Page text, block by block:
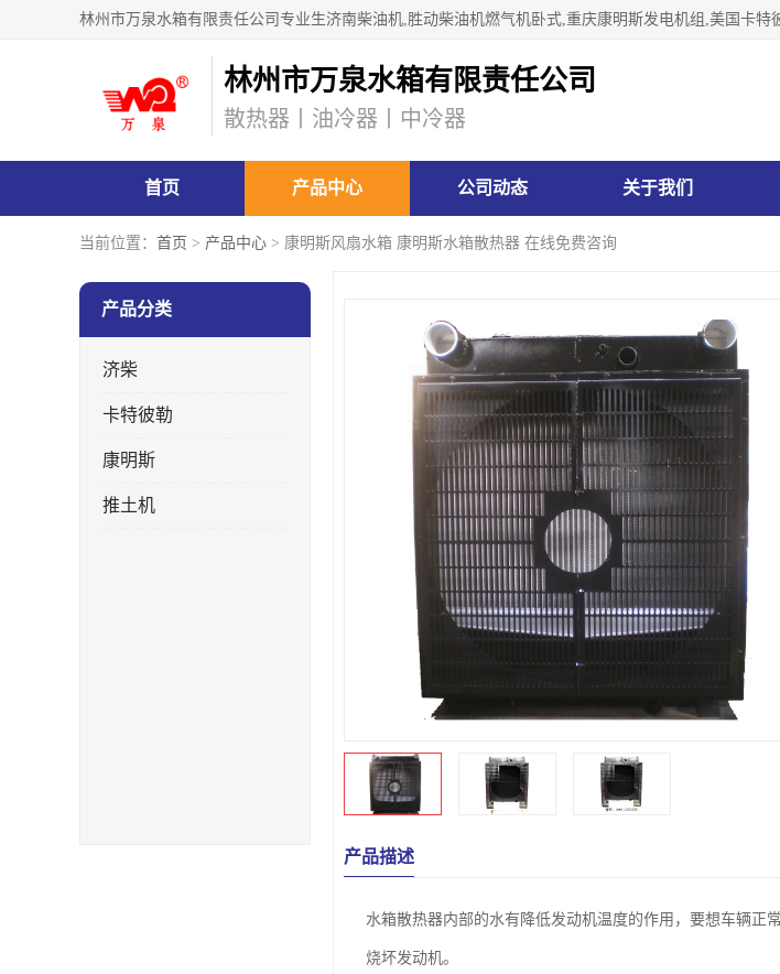
林州市万泉水箱有限责任公司
散热器丨油冷器丨中冷器
首页 产品中心 公司动态 关于我们
当前位置： 首页 > 产品中心 > 康明斯风扇水箱 康明斯水箱散热器 在线免费咨询
产品分类
济柴
卡特彼勒
康明斯
推土机
产品描述
水箱散热器内部的水有降低发动机温度的作用，要想车辆正
烧坏发动机。